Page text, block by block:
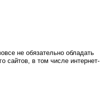
не обязательно обладать
сайтов, в том числе интернет-